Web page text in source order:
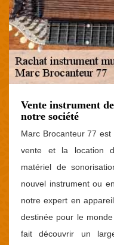
Vente instrument
notre société
Marc Brocanteur 77
vente et la location
matériel de
nouvel instrument ou
notre expert en
destinée pour le
fait découvrir un